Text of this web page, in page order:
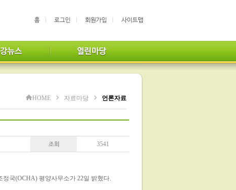
HOME 자료마당 언론자료
3541
국(OCHA) 평양사무소가 22일 밝혔다.